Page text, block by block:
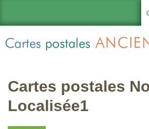
Région de France
Cartes postales
Localisée1